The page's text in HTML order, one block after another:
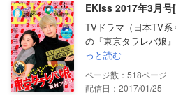
EKiss 2017年3月
TVドラマ（日本TV
の『東京タラレバ娘
っと読む
518
配信日：2017/01/25